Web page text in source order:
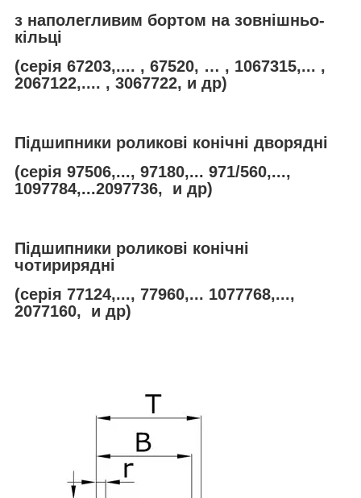
з наполегливим бортом на зовнішньо-
кільці
(серія 67203,.... , 67520, … , 1067315,... ,
2067122,.... , 3067722, и др)
Підшипники роликові конічні дворядні
(серія 97506,..., 97180,... 971/560,...,
1097784,...2097736, и др)
Підшипники роликові конічні
чотирирядні
(серія 77124,..., 77960,... 1077768,...,
2077160, и др)